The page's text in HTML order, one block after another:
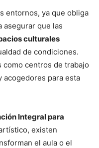
entornos, ya que obliga
asegurar que las
culturales
de condiciones.
como centros de trabajo
para esta
Integral para
existen
el aula o el